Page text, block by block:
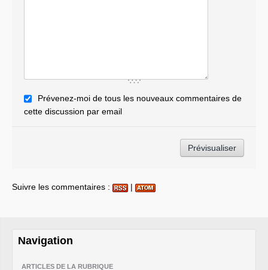
Prévenez-moi de tous les nouveaux commentaires de
cette discussion par email
Suivre les commentaires : |
Navigation
ARTICLES DE LA RUBRIQUE